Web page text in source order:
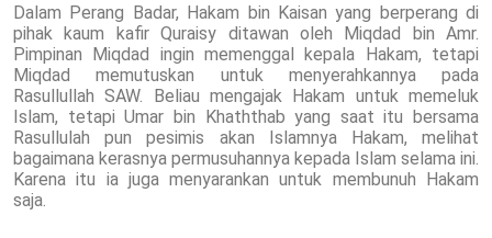
Dalam Perang Badar, Hakam bin Kaisan yang berperang di
pihak kaum kafir Quraisy ditawan oleh Miqdad bin Amr.
Pimpinan Miqdad ingin memenggal kepala Hakam, tetapi
Miqdad memutuskan untuk menyerahkannya pada
Rasullullah SAW. Beliau mengajak Hakam untuk memeluk
Islam, tetapi Umar bin Khaththab yang saat itu bersama
Rasullulah pun pesimis akan Islamnya Hakam, melihat
bagaimana kerasnya permusuhannya kepada Islam selama ini.
Karena itu ia juga menyarankan untuk membunuh Hakam
saja.